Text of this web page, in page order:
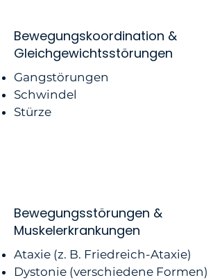
Bewegungskoordination &
Gleichgewichtsstörungen
Gangstörungen
Schwindel
Stürze
Bewegungsstörungen &
Muskelerkrankungen
Ataxie (z. B. Friedreich-Ataxie)
Dystonie (verschiedene Formen)